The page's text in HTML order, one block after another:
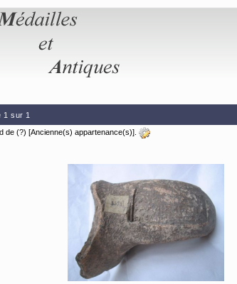
1 sur 1
de (?) [Ancienne(s) appartenance(s)].